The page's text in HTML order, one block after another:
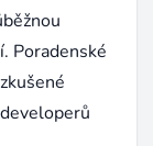
Poradenské